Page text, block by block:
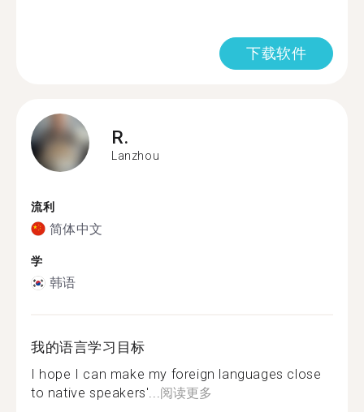
下载软件
R.
Lanzhou
流利
简体中文
学
韩语
我的语言学习目标
I hope I can make my foreign languages close
to native speakers'...阅读更多